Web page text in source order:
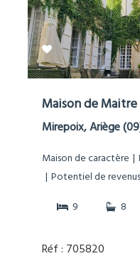
Maison de Maitre
Mirepoix, Ariège
Maison de caractère
Potentiel de revenus
9
8
Réf : 705820